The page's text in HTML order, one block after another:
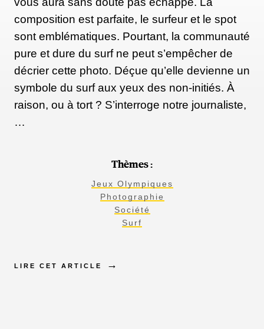
composition est parfaite, le surfeur et le spot
sont emblématiques. Pourtant, la communauté
pure et dure du surf ne peut s’empêcher de
décrier cette photo. Déçue qu’elle devienne un
symbole du surf aux yeux des non-initiés. À
raison, ou à tort ? S’interroge notre journaliste,
…
Thèmes :
Jeux Olympiques
Photographie
Société
Surf
LIRE CET ARTICLE